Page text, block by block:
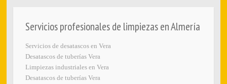
Servicios profesionales de limpiezas en Almería
Servicios de desatascos en Vera
Desatascos de tuberías Vera
Limpiezas industriales en Vera
Desatascos de tuberías Vera